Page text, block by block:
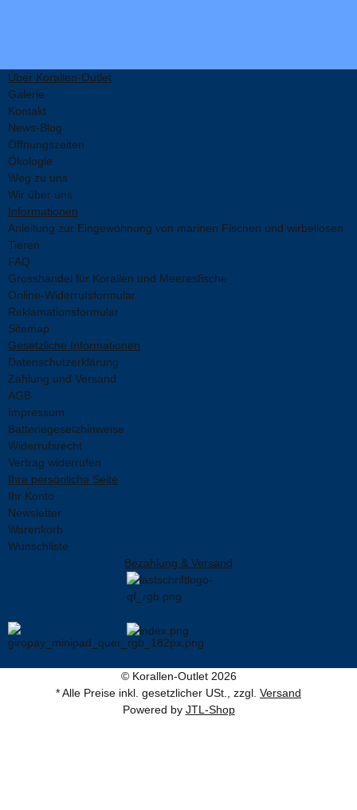
Über Korallen-Outlet
Galerie
Kontakt
News-Blog
Öffnungszeiten
Ökologie
Weg zu uns
Wir über uns
Informationen
Anleitung zur Eingewöhnung von marinen Fischen und wirbellosen
Tieren
FAQ
Grosshandel für Korallen und Meeresfische
Online-Widerrufsformular
Reklamationsformular
Sitemap
Gesetzliche Informationen
Datenschutzerklärung
Zahlung und Versand
AGB
Impressum
Batteriegesetzhinweise
Widerrufsrecht
Vertrag widerrufen
Ihre persönliche Seite
Ihr Konto
Newsletter
Warenkorb
Wunschliste
Bezahlung & Versand
© Korallen-Outlet 2026
* Alle Preise inkl. gesetzlicher USt., zzgl. Versand
Powered by JTL-Shop